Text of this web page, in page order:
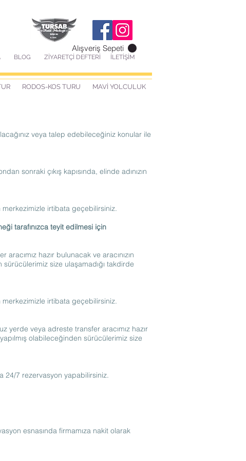
Alışveriş Sepeti
BLOG ZİYARETÇİ DEFTERİ İLETİŞİM
veya talep edebileceğiniz konular ile
sonraki çıkış kapısında, elinde adınızın
irtibata geçebilirsiniz.
tarafınızca teyit edilmesi için
hazır bulunacak ve aracınızın
sürücülerimiz size ulaşamadığı takdirde
irtibata geçebilirsiniz.
yerde veya adreste transfer aracımız hazır
olabileceğinden sürücülerimiz size
24/7 rezervasyon yapabilirsiniz.
esnasında firmamıza nakit olarak
RODOS-KOS TURU MAVİ YOLCULUK